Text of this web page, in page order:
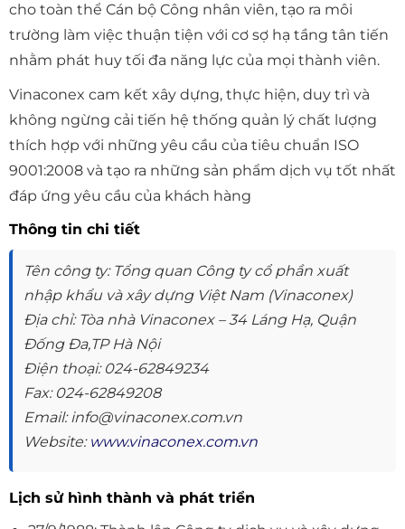
cho toàn thể Cán bộ Công nhân viên, tạo ra môi
trường làm việc thuận tiện với cơ sợ hạ tầng tân tiến
nhằm phát huy tối đa năng lực của mọi thành viên.
Vinaconex cam kết xây dựng, thực hiện, duy trì và
không ngừng cải tiến hệ thống quản lý chất lượng
thích hợp với những yêu cầu của tiêu chuẩn ISO
9001:2008 và tạo ra những sản phẩm dịch vụ tốt nhất
đáp ứng yêu cầu của khách hàng
Thông tin chi tiết
Tên công ty: Tổng quan Công ty cổ phần xuất
nhập khẩu và xây dựng Việt Nam (Vinaconex)
Địa chỉ: Tòa nhà Vinaconex – 34 Láng Hạ, Quận
Đống Đa,TP Hà Nội
Điện thoại: 024-62849234
Fax: 024-62849208
Email: info@vinaconex.com.vn
Website: www.vinaconex.com.vn
Lịch sử hình thành và phát triển